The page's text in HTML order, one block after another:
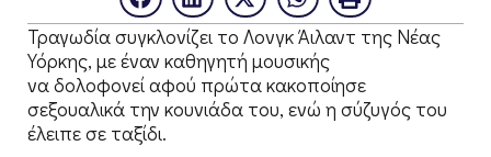
Τραγωδία συγκλονίζει το Λονγκ Άιλαντ της Νέας
Υόρκης, με έναν καθηγητή μουσικής
να δολοφονεί αφού πρώτα κακοποίησε
σεξουαλικά την κουνιάδα του, ενώ η σύζυγός του
έλειπε σε ταξίδι.